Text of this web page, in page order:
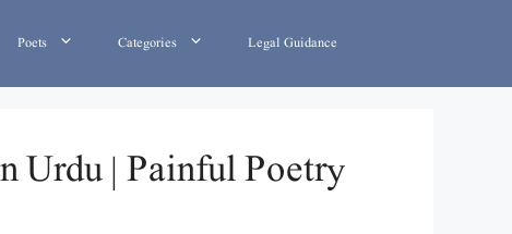
Poets Categories Legal Guidance
Urdu | Painful Poetry